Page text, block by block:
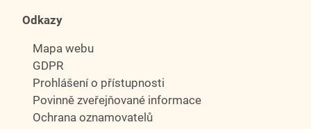
Odkazy
Mapa webu
GDPR
Prohlášení o přístupnosti
Povinně zveřejňované informace
Ochrana oznamovatelů